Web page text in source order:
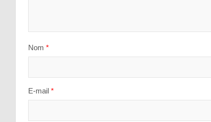
Nom *
E-mail *